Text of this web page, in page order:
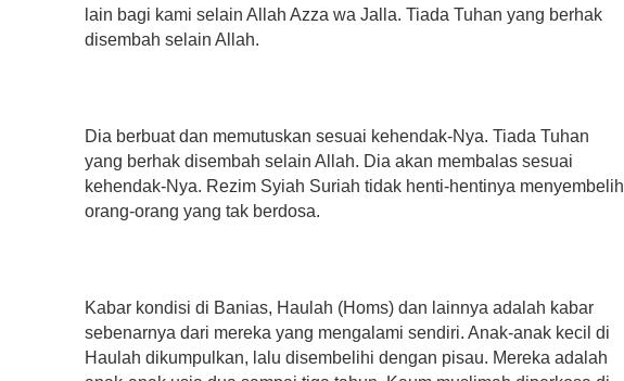
lain bagi kami selain Allah Azza wa Jalla. Tiada Tuhan yang berhak
disembah selain Allah.
Dia berbuat dan memutuskan sesuai kehendak-Nya. Tiada Tuhan
yang berhak disembah selain Allah. Dia akan membalas sesuai
kehendak-Nya. Rezim Syiah Suriah tidak henti-hentinya menyembelih
orang-orang yang tak berdosa.
Kabar kondisi di Banias, Haulah (Homs) dan lainnya adalah kabar
sebenarnya dari mereka yang mengalami sendiri. Anak-anak kecil di
Haulah dikumpulkan, lalu disembelihi dengan pisau. Mereka adalah